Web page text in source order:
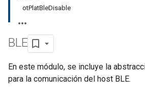
otPlatBleDisable
BLE
En este módulo, se incluye la
para la comunicación del host BLE.